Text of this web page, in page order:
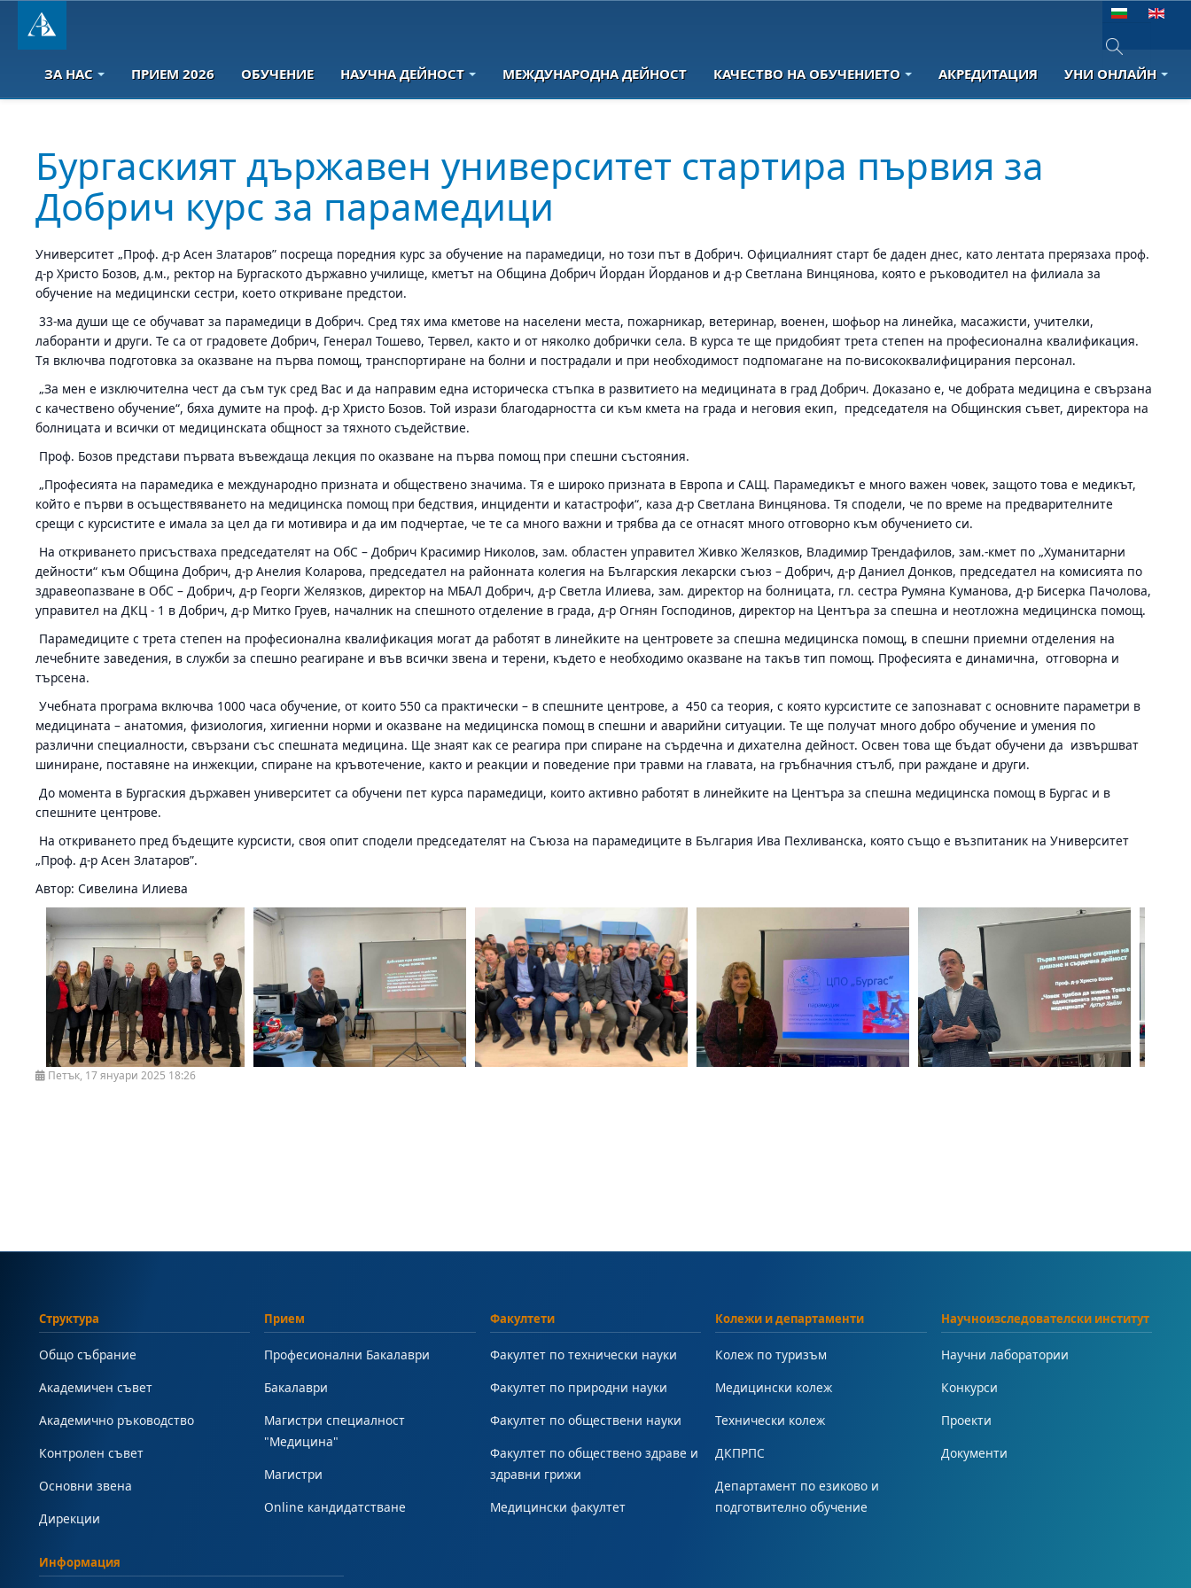
Изберете език
Type 2 or
ЗА НАС ПРИЕМ 2026 ОБУЧЕНИЕ НАУЧНА ДЕЙНОСТ МЕЖДУНАРОДНА ДЕЙНОСТ КАЧЕСТВО НА ОБУЧЕНИЕТО АКРЕДИТАЦИЯ УНИ ОНЛАЙН
Бургаският държавен университет стартира първия за
Добрич курс за парамедици
Университет „Проф. д-р Асен Златаров” посреща поредния курс за обучение на парамедици, но този път в Добрич. Официалният старт бе даден днес, като лентата прерязаха проф.
д-р Христо Бозов, д.м., ректор на Бургаското държавно училище, кметът на Община Добрич Йордан Йорданов и д-р Светлана Винцянова, която е ръководител на филиала за
обучение на медицински сестри, което откриване предстои.
33-ма души ще се обучават за парамедици в Добрич. Сред тях има кметове на населени места, пожарникар, ветеринар, военен, шофьор на линейка, масажисти, учителки,
лаборанти и други. Те са от градовете Добрич, Генерал Тошево, Тервел, както и от няколко добрички села. В курса те ще придобият трета степен на професионална квалификация.
Тя включва подготовка за оказване на първа помощ, транспортиране на болни и пострадали и при необходимост подпомагане на по-висококвалифицирания персонал.
„За мен е изключителна чест да съм тук сред Вас и да направим една историческа стъпка в развитието на медицината в град Добрич. Доказано е, че добрата медицина е свързана
с качествено обучение“, бяха думите на проф. д-р Христо Бозов. Той изрази благодарността си към кмета на града и неговия екип, председателя на Общинския съвет, директора на
болницата и всички от медицинската общност за тяхното съдействие.
Проф. Бозов представи първата въвеждаща лекция по оказване на първа помощ при спешни състояния.
„Професията на парамедика е международно призната и обществено значима. Тя е широко призната в Европа и САЩ. Парамедикът е много важен човек, защото това е медикът,
който е първи в осъществяването на медицинска помощ при бедствия, инциденти и катастрофи“, каза д-р Светлана Винцянова. Тя сподели, че по време на предварителните
срещи с курсистите е имала за цел да ги мотивира и да им подчертае, че те са много важни и трябва да се отнасят много отговорно към обучението си.
На откриването присъстваха председателят на ОбС – Добрич Красимир Николов, зам. областен управител Живко Желязков, Владимир Трендафилов, зам.-кмет по „Хуманитарни
дейности“ към Община Добрич, д-р Анелия Коларова, председател на районната колегия на Българския лекарски съюз – Добрич, д-р Даниел Донков, председател на комисията по
здравеопазване в ОбС – Добрич, д-р Георги Желязков, директор на МБАЛ Добрич, д-р Светла Илиева, зам. директор на болницата, гл. сестра Румяна Куманова, д-р Бисерка Пачолова,
управител на ДКЦ - 1 в Добрич, д-р Митко Груев, началник на спешното отделение в града, д-р Огнян Господинов, директор на Центъра за спешна и неотложна медицинска помощ.
Парамедиците с трета степен на професионална квалификация могат да работят в линейките на центровете за спешна медицинска помощ, в спешни приемни отделения на
лечебните заведения, в служби за спешно реагиране и във всички звена и терени, където е необходимо оказване на такъв тип помощ. Професията е динамична, отговорна и
търсена.
Учебната програма включва 1000 часа обучение, от които 550 са практически – в спешните центрове, а 450 са теория, с която курсистите се запознават с основните параметри в
медицината – анатомия, физиология, хигиенни норми и оказване на медицинска помощ в спешни и аварийни ситуации. Те ще получат много добро обучение и умения по
различни специалности, свързани със спешната медицина. Ще знаят как се реагира при спиране на сърдечна и дихателна дейност. Освен това ще бъдат обучени да извършват
шиниране, поставяне на инжекции, спиране на кръвотечение, както и реакции и поведение при травми на главата, на гръбначния стълб, при раждане и други.
До момента в Бургаския държавен университет са обучени пет курса парамедици, които активно работят в линейките на Центъра за спешна медицинска помощ в Бургас и в
спешните центрове.
На откриването пред бъдещите курсисти, своя опит сподели председателят на Съюза на парамедиците в България Ива Пехливанска, която също е възпитаник на Университет
„Проф. д-р Асен Златаров”.
Автор: Сивелина Илиева
Петък, 17 януари 2025 18:26
Структура
Общо събрание
Академичен съвет
Академично ръководство
Контролен съвет
Основни звена
Дирекции
Прием
Професионални Бакалаври
Бакалаври
Магистри специалност
"Медицина"
Магистри
Online кандидатстване
Факултети
Факултет по технически науки
Факултет по природни науки
Факултет по обществени науки
Факултет по обществено здраве и
здравни грижи
Медицински факултет
Колежи и департаменти
Колеж по туризъм
Медицински колеж
Технически колеж
ДКПРПС
Департамент по езиково и
подготвително обучение
Научноизследователски институт
Научни лаборатории
Конкурси
Проекти
Документи
Информация